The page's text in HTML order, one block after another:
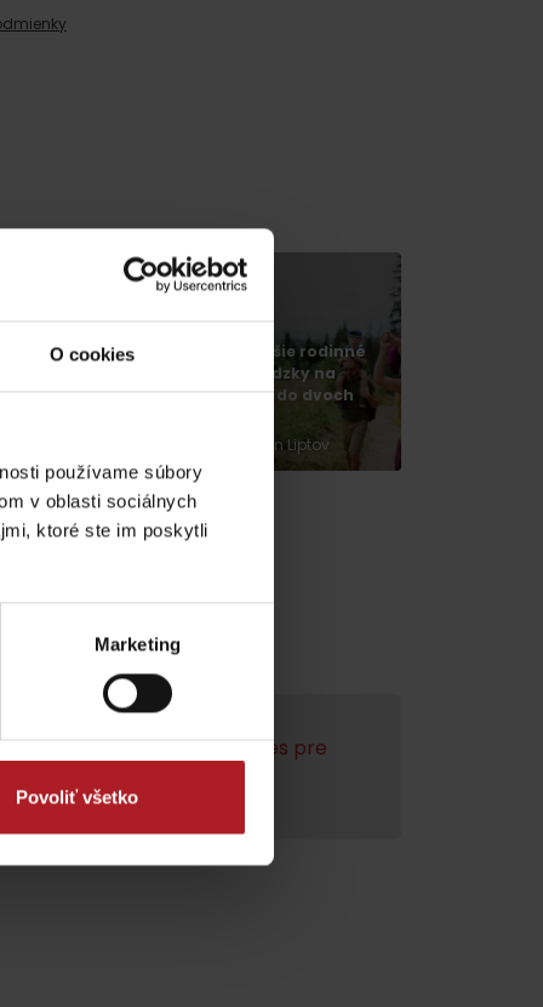
O cookies
používame súbory
v oblasti sociálnych
ktoré ste im poskytli
Marketing
Povoliť všetko
v Liptovskom
do
Najkrajšie rodinné
prechádzky na
Liptove do dvoch
región Liptov
videa,akceptujte cookies pre
marketing.